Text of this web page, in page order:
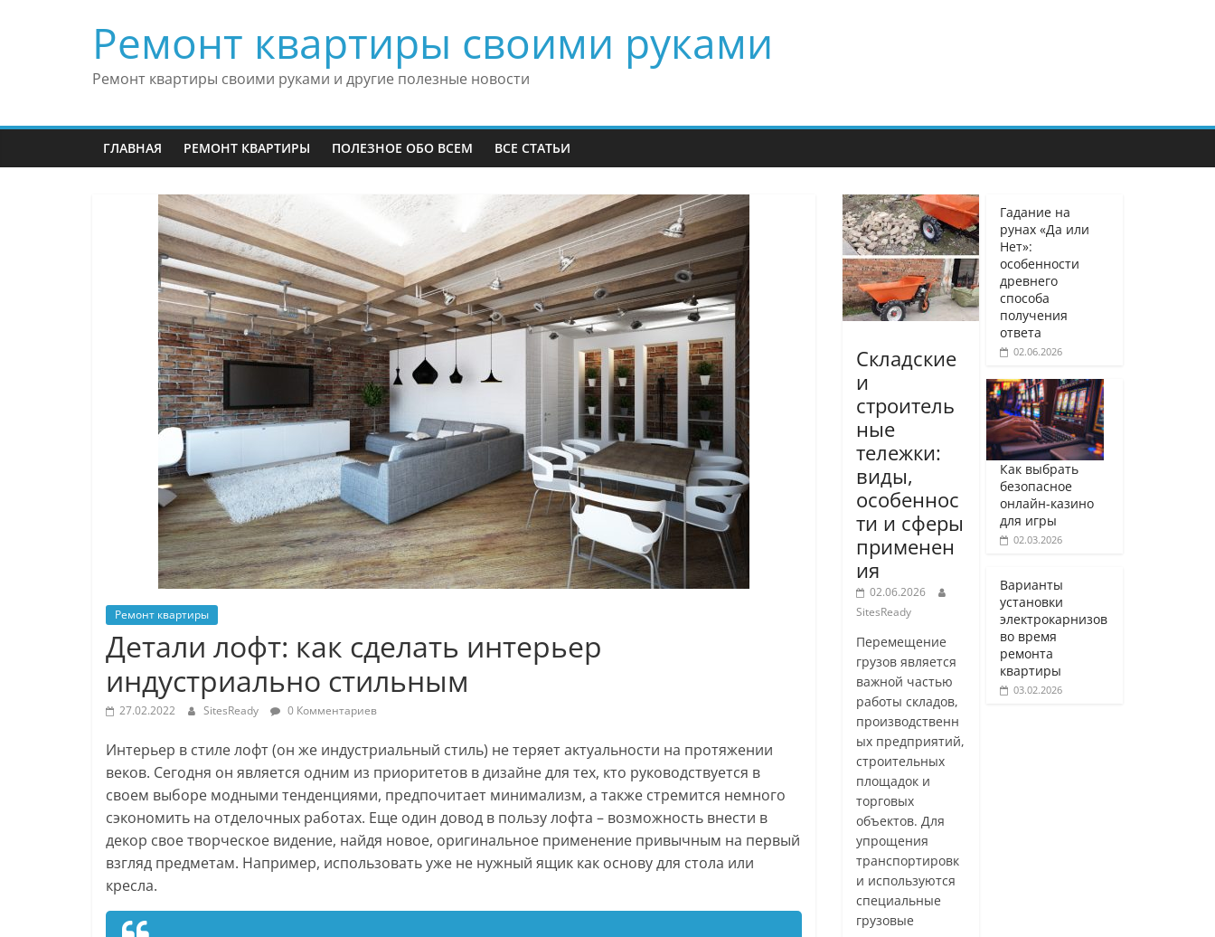
Ремонт квартиры своими руками
Ремонт квартиры своими руками и другие полезные новости
ГЛАВНАЯ РЕМОНТ КВАРТИРЫ ПОЛЕЗНОЕ ОБО ВСЕМ ВСЕ СТАТЬИ
Ремонт квартиры
Детали лофт: как сделать интерьер
индустриально стильным
27.02.2022 SitesReady 0 Комментариев
Интерьер в стиле лофт (он же индустриальный стиль) не теряет актуальности на протяжении
веков. Сегодня он является одним из приоритетов в дизайне для тех, кто руководствуется в
своем выборе модными тенденциями, предпочитает минимализм, а также стремится немного
сэкономить на отделочных работах. Еще один довод в пользу лофта – возможность внести в
декор свое творческое видение, найдя новое, оригинальное применение привычным на первый
взгляд предметам. Например, использовать уже не нужный ящик как основу для стола или
кресла.
Складские
и
строитель
ные
тележки:
виды,
особеннос
ти и сферы
применен
ия
02.06.2026
SitesReady
Перемещение
грузов является
важной частью
работы складов,
производственн
ых предприятий,
строительных
площадок и
торговых
объектов. Для
упрощения
транспортировк
и используются
специальные
грузовые
Гадание на
рунах «Да или
Нет»:
особенности
древнего
способа
получения
ответа
02.06.2026
Как выбрать
безопасное
онлайн-казино
для игры
02.03.2026
Варианты
установки
электрокарнизов
во время
ремонта
квартиры
03.02.2026